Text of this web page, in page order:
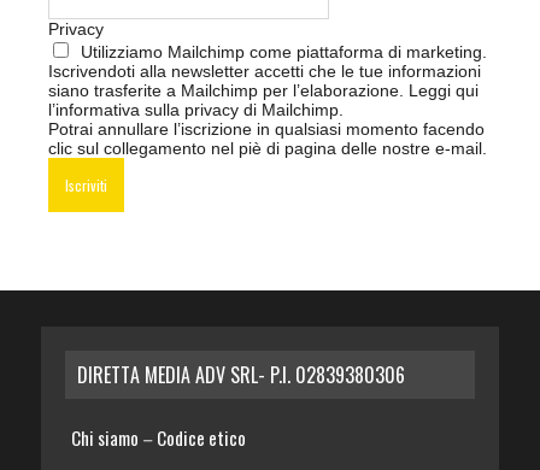
Privacy
Utilizziamo Mailchimp come piattaforma di marketing.
Iscrivendoti alla newsletter accetti che le tue informazioni
siano trasferite a Mailchimp per l’elaborazione. Leggi qui
l’informativa sulla privacy di Mailchimp.
Potrai annullare l’iscrizione in qualsiasi momento facendo
clic sul collegamento nel piè di pagina delle nostre e-mail.
DIRETTA MEDIA ADV SRL- P.I. 02839380306
Chi siamo – Codice etico